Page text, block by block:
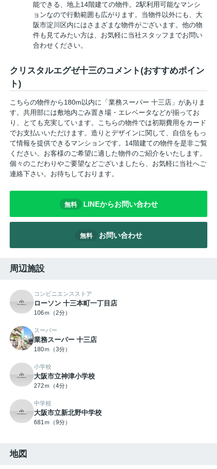
能できる、地上14階建ての物件。2駅利用可能なマンシ
ョンなので行動範囲も広がります。当物件以外にも、大
阪市淀川区内にはさまざまな物件がございます。他の物
件も見てみたい方は、お気軽に当社スタッフまでお問い
合わせください。
クリスタルエグゼ十三のコメント(おすすめポイン
ト)
こちらの物件から180m以内に「業務スーパー 十三店」がありま
す。共用部には敷地内ごみ置き場・エレベータなどが揃ってお
り、とても充実しています。こちらの物件では初期費用をカード
でお支払いいただけます。造りとデザインに関して、自信をもっ
て情報を提供できるマンションです。14階建ての物件を是非ご覧
ください。お客様のご希望に適した物件のご紹介をいたします。
個々のこだわりやご要望などございましたら、お気軽に当社へご
連絡下さい。お待ちしております。
無料 LINEからお問い合わせ
無料 お問い合わせ
周辺施設
コンビニエンスストア
ローソン 十三本町一丁目店
106ｍ（2分）
スーパー
業務スーパー 十三店
180ｍ（3分）
小学校
大阪市立神津小学校
272ｍ（4分）
中学校
大阪市立新北野中学校
681ｍ（9分）
地図